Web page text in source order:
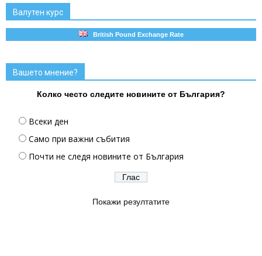
Валутен курс
British Pound Exchange Rate
Вашето мнение?
Колко често следите новините от България?
Всеки ден
Само при важни събития
Почти не следя новините от България
Покажи резултатите